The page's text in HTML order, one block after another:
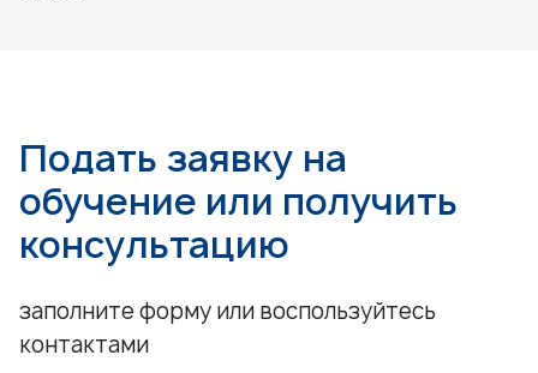
Подать заявку на
обучение или получить
консультацию
заполните форму или воспользуйтесь
контактами